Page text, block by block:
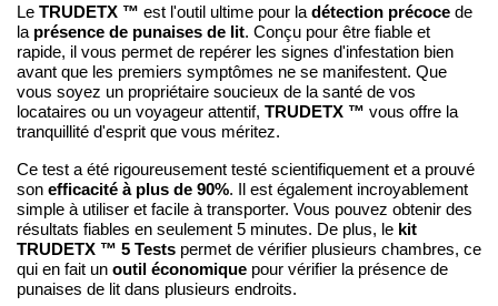
Le TRUDETX ™ est l'outil ultime pour la détection précoce de
la présence de punaises de lit. Conçu pour être fiable et
rapide, il vous permet de repérer les signes d'infestation bien
avant que les premiers symptômes ne se manifestent. Que
vous soyez un propriétaire soucieux de la santé de vos
locataires ou un voyageur attentif, TRUDETX ™ vous offre la
tranquillité d'esprit que vous méritez.
Ce test a été rigoureusement testé scientifiquement et a prouvé
son efficacité à plus de 90%. Il est également incroyablement
simple à utiliser et facile à transporter. Vous pouvez obtenir des
résultats fiables en seulement 5 minutes. De plus, le kit
TRUDETX ™ 5 Tests permet de vérifier plusieurs chambres, ce
qui en fait un outil économique pour vérifier la présence de
punaises de lit dans plusieurs endroits.